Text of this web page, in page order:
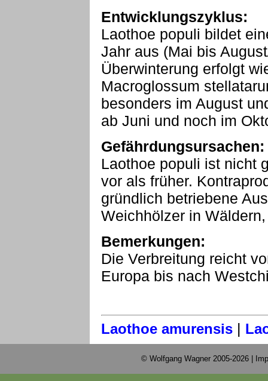
Entwicklungszyklus:
Laothoe populi bildet
Jahr aus (Mai bis
Überwinterung erfolgt
Macroglossum
besonders im August
ab Juni und noch im
Gefährdungsursachen:
Laothoe populi ist nicht
vor als früher.
gründlich betriebene
Weichhölzer in
Bemerkungen:
Die Verbreitung reicht
Europa bis nach
Laothoe amurensis |
© Wolfgang Wagner 2005-2026 |